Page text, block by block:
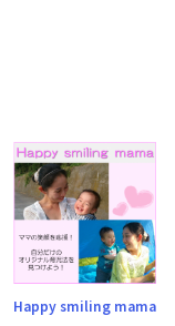
Happy smiling mama